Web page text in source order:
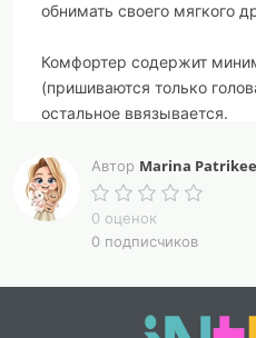
обнимать своего мягкого
Комфортер содержит
(пришиваются только
остальное ввязывается.
Лапки завязываются в
развивает мелкую
Тело полое, при желании
комфортер-грелка!
Автор Marina
0 оценок
0 подписчиков